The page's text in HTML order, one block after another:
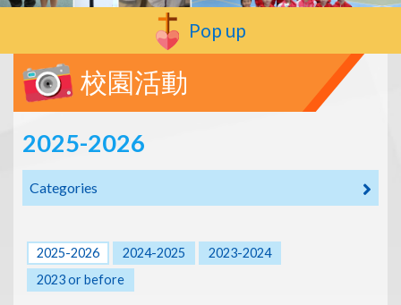
Pop up
校園活動
2025-2026
Categories
2025-2026 2024-2025
2023-2024
2023 or before